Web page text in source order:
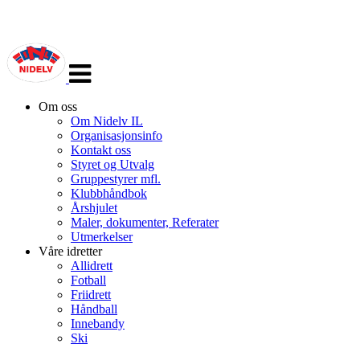
navigasjon
Om oss
Om Nidelv IL
Organisasjonsinfo
Kontakt oss
Styret og Utvalg
Gruppestyrer mfl.
Klubbhåndbok
Årshjulet
Maler, dokumenter, Referater
Utmerkelser
Våre idretter
Allidrett
Fotball
Friidrett
Håndball
Innebandy
Ski